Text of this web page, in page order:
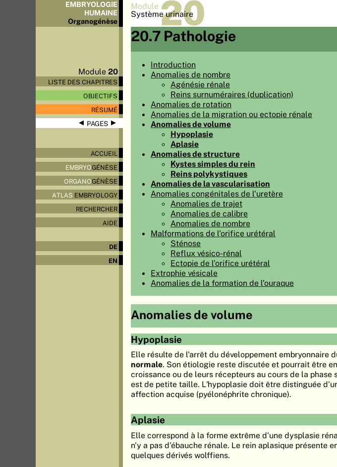
EMBRYOLOGIE
HUMAINE
Organogénèse
Module20
LISTE DES CHAPITRES
OBJECTIFS
RÉSUMÉ
◀ PAGES▶
ACCUEIL
EMBRYOGÉNÈSE
ORGANOGÉNÈSE
ATLAS EMBRYOLOGY
RECHERCHER
AIDE
DE
EN
Module 20
Système urinaire
20.7 Pathologie
Introduction
Anomalies de nombre
Agénésie rénale
Reins surnuméraires (duplication)
Anomalies de rotation
Anomalies de la migration ou ectopie rénale
Anomalies de volume
Hypoplasie
Aplasie
Anomalies de structure
Kystes simples du rein
Reins polykystiques
Anomalies de la vascularisation
Anomalies congénitales de l'uretère
Anomalies de trajet
Anomalies de calibre
Anomalies de nombre
Malformations de l'orifice urétéral
Sténose
Reflux vésico-rénal
Ectopie de l'orifice urétéral
Extrophie vésicale
Anomalies de la formation de l'ouraque
Anomalies de volume
Hypoplasie
Elle résulte de l'arrêt du développement embryonnaire
normale. Son étiologie reste discutée et pourrait être
croissance ou de leurs récepteurs au cours de la phase
est de petite taille. L'hypoplasie doit être distinguée
affection acquise (pyélonéphrite chronique).
Aplasie
Elle correspond à la forme extrême d'une dysplasie
n'y a pas d'ébauche rénale. Le rein aplasique présente
quelques dérivés wolffiens.